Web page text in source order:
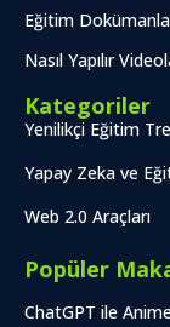
Eğitim
Nasıl Yapılır
Kategoriler
Yenilikçi Eğitim
Yapay Zeka ve
Web 2.0 Araçları
Popüler
ChatGPT ile